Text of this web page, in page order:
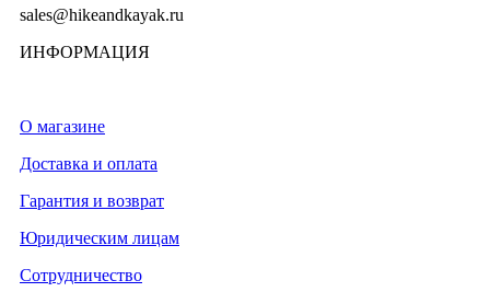
sales@hikeandkayak.ru
ИНФОРМАЦИЯ
О магазине
Доставка и оплата
Гарантия и возврат
Юридическим лицам
Сотрудничество